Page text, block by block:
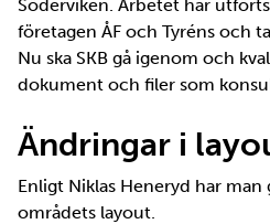
Söderviken. Arbetet har
företagen ÅF och Tyréns och
Nu ska SKB gå igenom och
dokument och filer som
Ändringar i
Enligt Niklas Heneryd har
områdets layout.